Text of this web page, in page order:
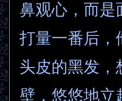
鼻观心，而是
打量一番后，
头皮的黑发，
壁，悠悠地立